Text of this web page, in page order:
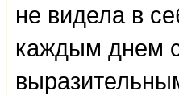
не видела в
каждым днем